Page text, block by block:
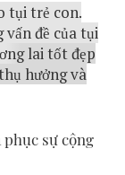
tụi trẻ con.
đề của tụi
lai tốt đẹp
hưởng và
sự cộng